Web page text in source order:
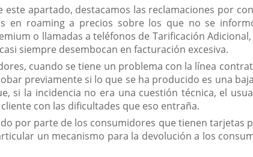
este apartado, destacamos las reclamaciones por
en roaming a precios sobre los que no se
o llamadas a teléfonos de Tarificación
siempre desembocan en facturación excesiva.
cuando se tiene un problema con la línea
previamente si lo que se ha producido es una
si la incidencia no era una cuestión técnica, el
con las dificultades que eso entraña.
por parte de los consumidores que tienen tarjetas
un mecanismo para la devolución a los